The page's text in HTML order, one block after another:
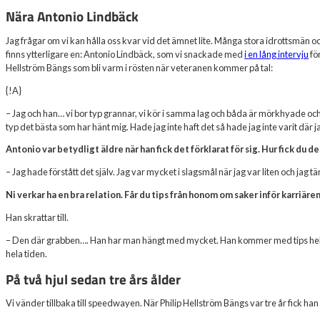
Nära Antonio Lindbäck
Jag frågar om vi kan hålla oss kvar vid det ämnet lite. Många stora idrottsmän
finns ytterligare en: Antonio Lindbäck, som vi snackade medi en lång intervju
Hellström Bängs som bli varm i rösten när veteranen kommer på tal:
{!A}
– Jag och han… vi bor typ grannar, vi kör i samma lag och båda är mörkhyade
typ det bästa som har hänt mig. Hade jag inte haft det så hade jag inte varit där
Antonio var betydligt äldre när han fick det förklarat för sig. Hur fick du
– Jag hade förstått det själv. Jag var mycket i slagsmål när jag var liten och jag
Ni verkar ha en bra relation. Får du tips från honom om saker inför
Han skrattar till.
– Den där grabben…. Han har man hängt med mycket. Han kommer med tips
hela tiden.
På två hjul sedan tre års ålder
Vi vänder tillbaka till speedwayen. När Philip Hellström Bängs var tre år fick